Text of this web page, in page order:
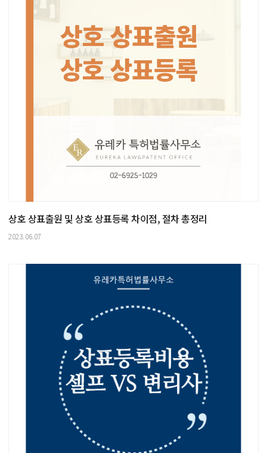
상호 상표출원 및 상호 상표등록 차이점, 절차 총정리
2023.06.07